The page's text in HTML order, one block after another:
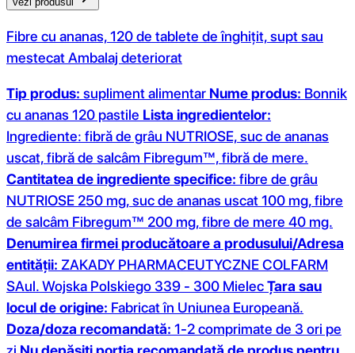
Fibre cu ananas, 120 de tablete de înghițit, supt sau
mestecat Ambalaj deteriorat
Tip produs: supliment alimentar Nume produs: Bonnik
cu ananas 120 pastile Lista ingredientelor:
Ingrediente: fibră de grâu NUTRIOSE, suc de ananas
uscat, fibră de salcâm Fibregum™, fibră de mere.
Cantitatea de ingrediente specifice: fibre de grâu
NUTRIOSE 250 mg, suc de ananas uscat 100 mg, fibre
de salcâm Fibregum™ 200 mg, fibre de mere 40 mg.
Denumirea firmei producătoare a produsului/Adresa
entității: ZAKADY PHARMACEUTYCZNE COLFARM
SAul. Wojska Polskiego 339 - 300 MielecȚara sau
locul de origine: Fabricat în Uniunea Europeană.
Doza/doza recomandată: 1-2 comprimate de 3 ori pe